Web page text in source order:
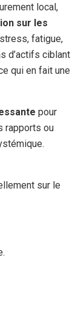
local,
sur les
fatigue,
d’actifs ciblant
qui en fait une
pour
rapports ou
sur le